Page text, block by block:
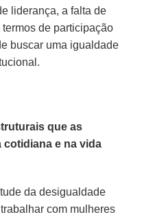
liderança, a falta de
de participação
buscar uma igualdade
que as
cotidiana e na vida
da desigualdade
com mulheres